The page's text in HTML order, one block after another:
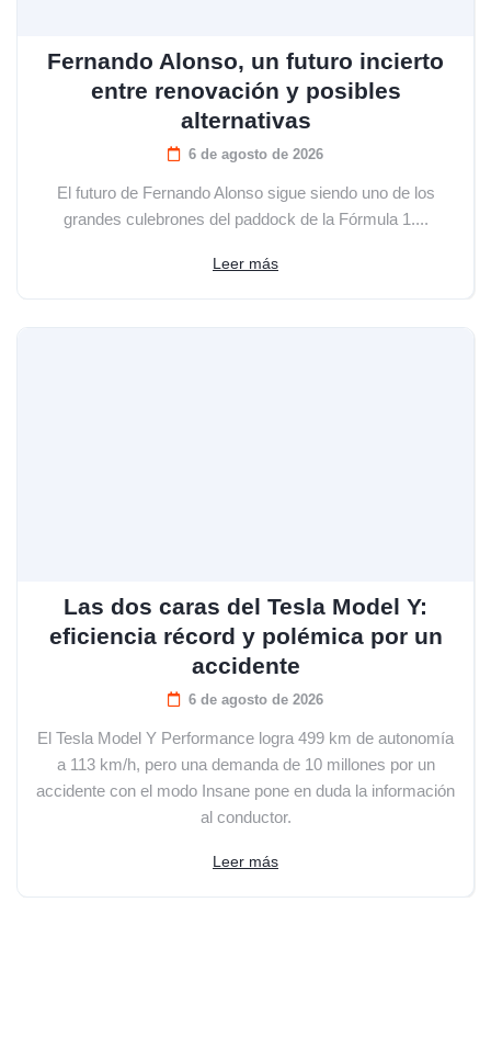
Fernando Alonso, un futuro incierto
entre renovación y posibles
alternativas
6 de agosto de 2026
El futuro de Fernando Alonso sigue siendo uno de los
grandes culebrones del paddock de la Fórmula 1....
Leer más
Las dos caras del Tesla Model Y:
eficiencia récord y polémica por un
accidente
6 de agosto de 2026
El Tesla Model Y Performance logra 499 km de autonomía
a 113 km/h, pero una demanda de 10 millones por un
accidente con el modo Insane pone en duda la información
al conductor.
Leer más